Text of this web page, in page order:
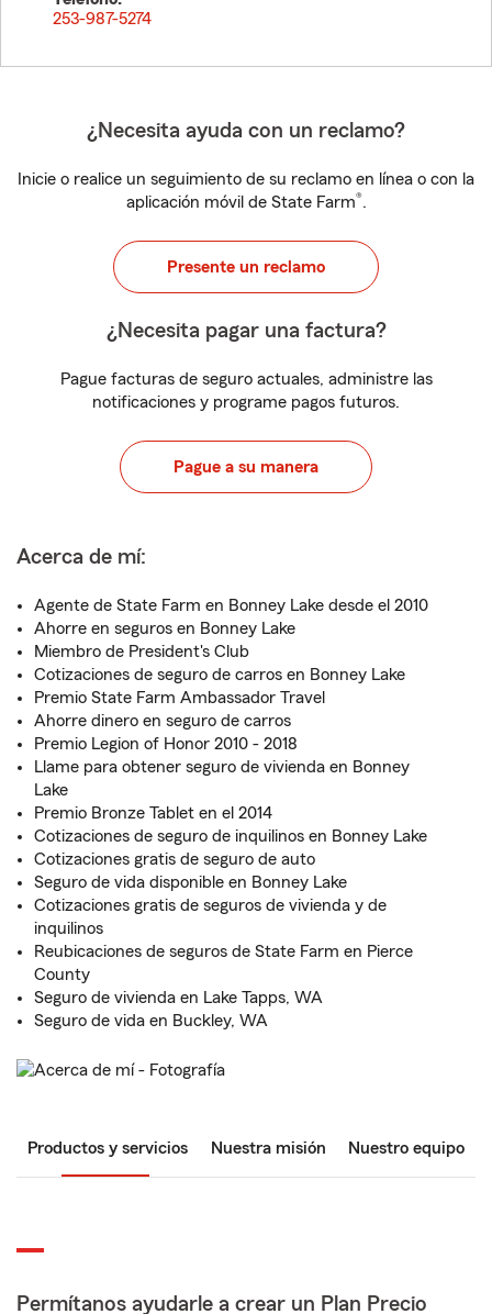
253-987-5274
¿Necesita ayuda con un reclamo?
Inicie o realice un seguimiento de su reclamo en línea o con la
aplicación móvil de State Farm®.
Presente un reclamo
¿Necesita pagar una factura?
Pague facturas de seguro actuales, administre las
notificaciones y programe pagos futuros.
Pague a su manera
Acerca de mí:
Agente de State Farm en Bonney Lake desde el 2010
Ahorre en seguros en Bonney Lake
Miembro de President's Club
Cotizaciones de seguro de carros en Bonney Lake
Premio State Farm Ambassador Travel
Ahorre dinero en seguro de carros
Premio Legion of Honor 2010 - 2018
Llame para obtener seguro de vivienda en Bonney
Lake
Premio Bronze Tablet en el 2014
Cotizaciones de seguro de inquilinos en Bonney Lake
Cotizaciones gratis de seguro de auto
Seguro de vida disponible en Bonney Lake
Cotizaciones gratis de seguros de vivienda y de
inquilinos
Reubicaciones de seguros de State Farm en Pierce
County
Seguro de vivienda en Lake Tapps, WA
Seguro de vida en Buckley, WA
Productos y servicios Nuestra misión Nuestro equipo
Permítanos ayudarle a crear un Plan Precio